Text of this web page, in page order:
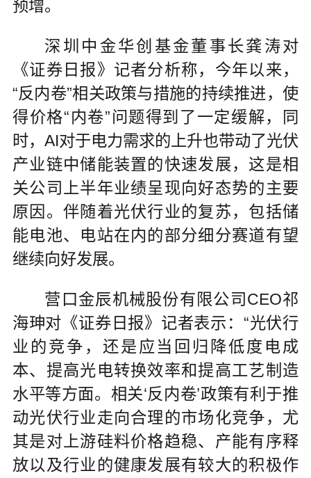
预增。
深圳中金华创基金董事长龚涛对
《证券日报》记者分析称，今年以来，
“反内卷”相关政策与措施的持续推进，使
得价格“内卷”问题得到了一定缓解，同
时，AI对于电力需求的上升也带动了光伏
产业链中储能装置的快速发展，这是相
关公司上半年业绩呈现向好态势的主要
原因。伴随着光伏行业的复苏，包括储
能电池、电站在内的部分细分赛道有望
继续向好发展。
营口金辰机械股份有限公司CEO祁
海珅对《证券日报》记者表示：“光伏行
业的竞争，还是应当回归降低度电成
本、提高光电转换效率和提高工艺制造
水平等方面。相关‘反内卷’政策有利于推
动光伏行业走向合理的市场化竞争，尤
其是对上游硅料价格趋稳、产能有序释
放以及行业的健康发展有较大的积极作